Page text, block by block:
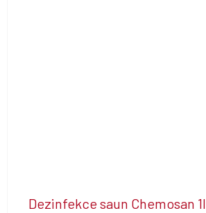
Dezinfekce saun Chemosan 1l